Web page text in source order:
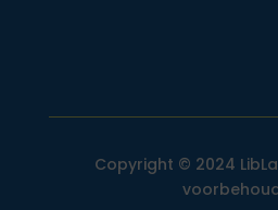
Copyright © 2024